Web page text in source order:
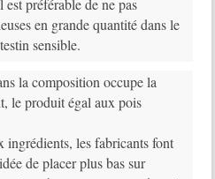
préférable de ne pas
en grande quantité dans le
sensible.
la composition occupe la
le produit égal aux pois
ingrédients, les fabricants font
de placer plus bas sur